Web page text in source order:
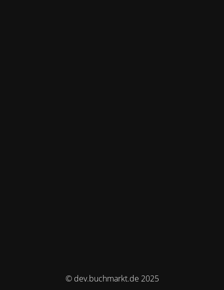
© dev.buchmarkt.de 2025